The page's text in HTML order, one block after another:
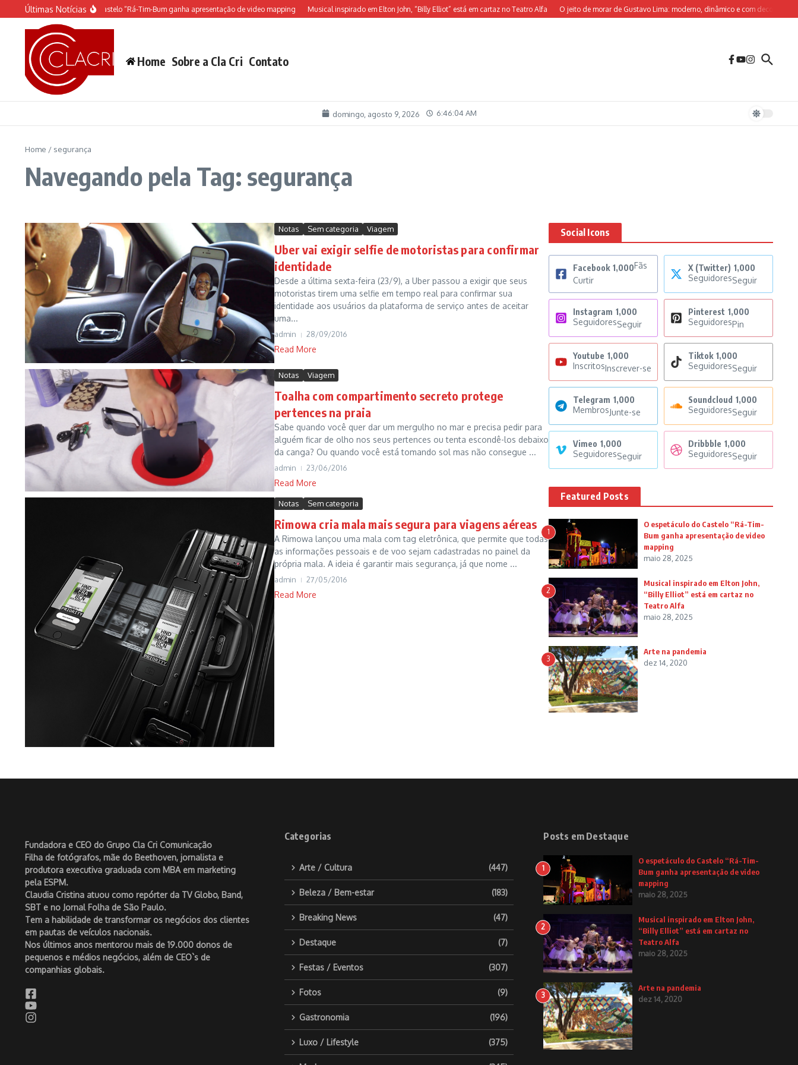
Ir para o conteúdo
Últimas Notícias
O espetáculo do Castelo “Rá-Tim-Bum ganha apresentação de video mapping Musical inspirado em Elton John, “Billy Elliot” está em cartaz no Teatro Alfa O jeito de morar de Gustavo Lima: moderno, dinâmico e com decoração
Home Sobre a Cla Cri Contato
domingo, agosto 9, 2026 6:46:05 AM
Home / segurança
Navegando pela Tag: segurança
Notas Sem categoria Viagem
Uber vai exigir selfie de motoristas para confirmar
identidade
Desde a última sexta-feira (23/9), a Uber passou a exigir que seus
motoristas tirem uma selfie em tempo real para confirmar sua
identidade aos usuários da plataforma de serviço antes de aceitar
uma...
admin 28/09/2016
Read More
Notas Viagem
Toalha com compartimento secreto protege
pertences na praia
Sabe quando você quer dar um mergulho no mar e precisa pedir para
alguém ficar de olho nos seus pertences ou tenta escondê-los debaixo
da canga? Ou quando você está tomando sol mas não consegue ...
admin 23/06/2016
Read More
Notas Sem categoria
Rimowa cria mala mais segura para viagens aéreas
A Rimowa lançou uma mala com tag eletrônica, que permite que todas
as informações pessoais e de voo sejam cadastradas no painel da
própria mala. A ideia é garantir mais segurança, já que nome ...
admin 27/05/2016
Read More
Social Icons
Facebook 1,000Fãs
Curtir
X (Twitter) 1,000
SeguidoresSeguir
Instagram 1,000
SeguidoresSeguir
Pinterest 1,000
SeguidoresPin
Youtube 1,000
InscritosInscrever-se
Tiktok 1,000
SeguidoresSeguir
Telegram 1,000
MembrosJunte-se
Soundcloud 1,000
SeguidoresSeguir
Vimeo 1,000
SeguidoresSeguir
Dribbble 1,000
SeguidoresSeguir
Featured Posts
1
O espetáculo do Castelo “Rá-Tim-
Bum ganha apresentação de video
mapping
maio 28, 2025
2
Musical inspirado em Elton John,
“Billy Elliot” está em cartaz no
Teatro Alfa
maio 28, 2025
3
Arte na pandemia
dez 14, 2020
Fundadora e CEO do Grupo Cla Cri Comunicação
Filha de fotógrafos, mãe do Beethoven, jornalista e
produtora executiva graduada com MBA em marketing
pela ESPM.
Claudia Cristina atuou como repórter da TV Globo, Band,
SBT e no Jornal Folha de São Paulo.
Tem a habilidade de transformar os negócios dos clientes
em pautas de veículos nacionais.
Nos últimos anos mentorou mais de 19.000 donos de
pequenos e médios negócios, além de CEO`s de
companhias globais.
Categorias
Arte / Cultura (447)
Beleza / Bem-estar (183)
Breaking News (47)
Destaque (7)
Festas / Eventos (307)
Fotos (9)
Gastronomia (196)
Luxo / Lifestyle (375)
Posts em Destaque
1
O espetáculo do Castelo “Rá-Tim-
Bum ganha apresentação de video
mapping
maio 28, 2025
2
Musical inspirado em Elton John,
“Billy Elliot” está em cartaz no
Teatro Alfa
maio 28, 2025
3
Arte na pandemia
dez 14, 2020